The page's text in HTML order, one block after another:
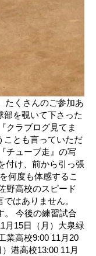
たくさんのご参加あ
部を覗いて下さった
クラブログ見てま
ことも言っていただ
チューブ走』の写
付け、前から引っ張
何度も体感するこ
野高校のスピード
はありません。
。 今後の練習試合
月15日（月）大泉緑
9:00 11月20
港高校13:00 11月